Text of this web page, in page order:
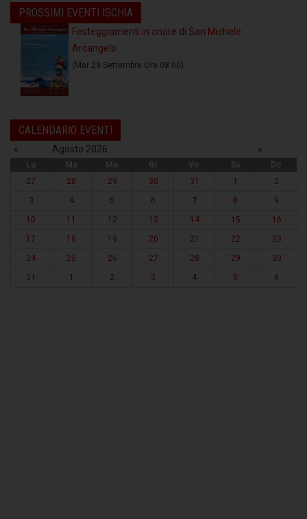
PROSSIMI EVENTI ISCHIA
Festeggiamenti in onore di San Michele
Arcangelo
(Mar 29 Settembre Ore 08:00)
CALENDARIO EVENTI
« Agosto 2026 »
Lu Ma Me Gi Ve Sa
Do
27
28 29 30 31 1
2
3
4 5 6 7 8
9
10
11 12 13 14 15
16
17
18 19 20 21 22
23
24
25 26 27 28 29
30
31
1 2 3 4 5 6